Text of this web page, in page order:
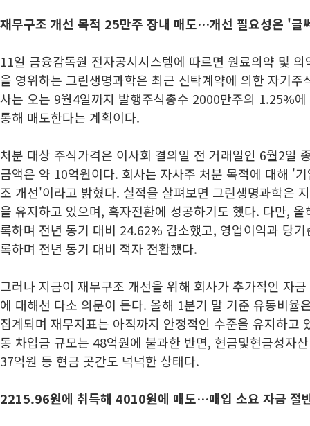
재무구조 개선 목적 25만주 장내 매도…개선 필요성은 '글
11일 금융감독원 전자공시시스템에 따르면 원료의약 및
을 영위하는 그린생명과학은 최근 신탁계약에 의한 자기
사는 오는 9월4일까지 발행주식총수 2000만주의 1.25%
통해 매도한다는 계획이다.
처분 대상 주식가격은 이사회 결의일 전 거래일인 6월2일
금액은 약 10억원이다. 회사는 자사주 처분 목적에 대해 '
조 개선'이라고 밝혔다. 실적을 살펴보면 그린생명과학은
을 유지하고 있으며, 흑자전환에 성공하기도 했다. 다만,
록하며 전년 동기 대비 24.62% 감소했고, 영업이익과 당
록하며 전년 동기 대비 적자 전환했다.
그러나 지금이 재무구조 개선을 위해 회사가 추가적인 자
에 대해선 다소 의문이 든다. 올해 1분기 말 기준 유동비율
집계되며 재무지표는 아직까지 안정적인 수준을 유지하고
동 차입금 규모는 48억원에 불과한 반면, 현금및현금성자
37억원 등 현금 곳간도 넉넉한 상태다.
2215.96원에 취득해 4010원에 매도…매입 소요 자금 절